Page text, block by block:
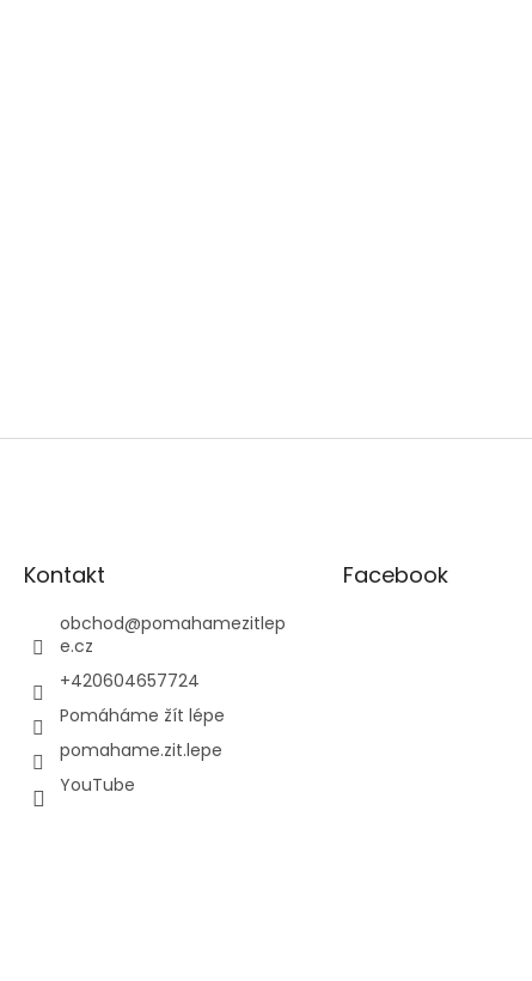
Kontakt
obchod@pomahamezitlep
e.cz
+420604657724
Pomáháme žít lépe
pomahame.zit.lepe
YouTube
Facebook